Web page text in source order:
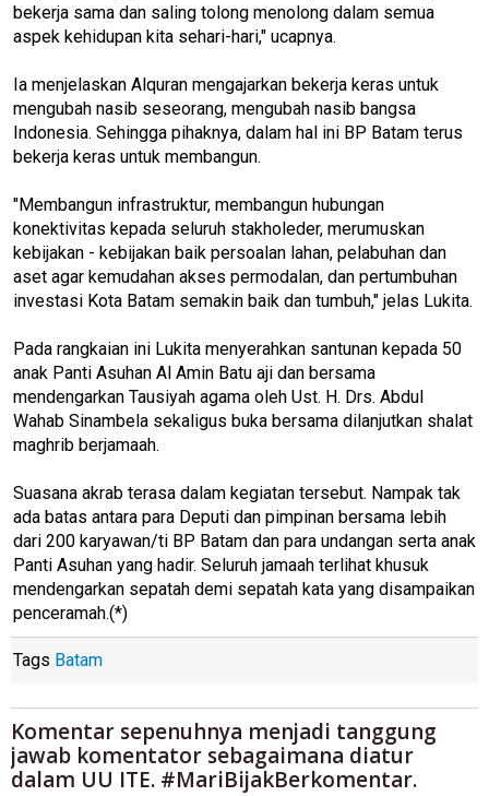
bekerja sama dan saling tolong menolong dalam semua
aspek kehidupan kita sehari-hari," ucapnya.
Ia menjelaskan Alquran mengajarkan bekerja keras untuk
mengubah nasib seseorang, mengubah nasib bangsa
Indonesia. Sehingga pihaknya, dalam hal ini BP Batam terus
bekerja keras untuk membangun.
"Membangun infrastruktur, membangun hubungan
konektivitas kepada seluruh stakholeder, merumuskan
kebijakan - kebijakan baik persoalan lahan, pelabuhan dan
aset agar kemudahan akses permodalan, dan pertumbuhan
investasi Kota Batam semakin baik dan tumbuh," jelas Lukita.
Pada rangkaian ini Lukita menyerahkan santunan kepada 50
anak Panti Asuhan Al Amin Batu aji dan bersama
mendengarkan Tausiyah agama oleh Ust. H. Drs. Abdul
Wahab Sinambela sekaligus buka bersama dilanjutkan shalat
maghrib berjamaah.
Suasana akrab terasa dalam kegiatan tersebut. Nampak tak
ada batas antara para Deputi dan pimpinan bersama lebih
dari 200 karyawan/ti BP Batam dan para undangan serta anak
Panti Asuhan yang hadir. Seluruh jamaah terlihat khusuk
mendengarkan sepatah demi sepatah kata yang disampaikan
penceramah.(*)
Tags Batam
Komentar sepenuhnya menjadi tanggung
jawab komentator sebagaimana diatur
dalam UU ITE. #MariBijakBerkomentar.